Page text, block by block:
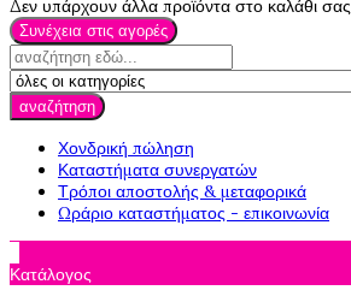
Δεν υπάρχουν άλλα προϊόντα στο καλάθι σας
Συνέχεια στις αγορές
αναζήτηση
Χονδρική πώληση
Καταστήματα συνεργατών
Τρόποι αποστολής & μεταφορικά
Ωράριο καταστήματος - επικοινωνία
Κατάλογος